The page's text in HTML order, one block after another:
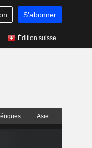
S'abonner
Édition suisse
Asie